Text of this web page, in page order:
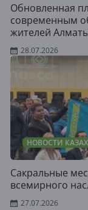
Обновленная
современным
жителей
28.07.2026
НОВОСТИ
Сакральные
всемирного
27.07.2026